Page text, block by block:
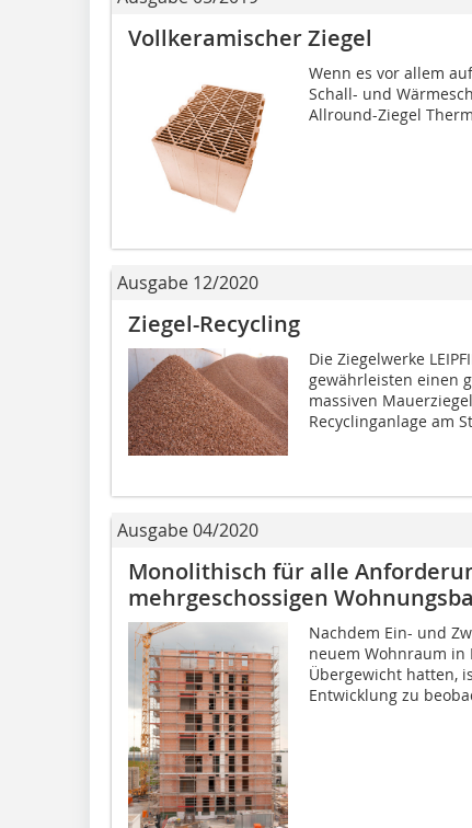
Vollkeramischer Ziegel
Wenn es vor allem
Schall- und
Allround-Ziegel
Ausgabe 12/2020
Ziegel-Recycling
Die Ziegelwerke
gewährleisten einen
massiven
Recyclinganlage am
Ausgabe 04/2020
Monolithisch für alle
mehrgeschossigen
Nachdem Ein- und
neuem Wohnraum
Übergewicht hatten,
Entwicklung zu